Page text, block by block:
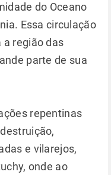
do Oceano
Essa circulação
a região das
parte de sua
repentinas
e vilarejos,
onde ao